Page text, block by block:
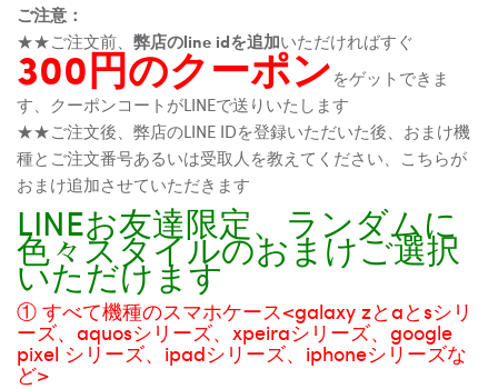
ご注意：
★★ご注文前、 弊店のline idを追加いただければすぐ
300円のクーポンをゲットできま
す、クーポンコートがLINEで送りいたします
★★ご注文後、弊店のLINE IDを登録いただいた後、おまけ機
種とご注文番号あるいは受取人を教えてください、こちらが
おまけ追加させていただきます
LINEお友達限定、ランダムに
色々スタイルのおまけご選択
いただけます
① すべて機種のスマホケース<galaxy zとaとsシリ
ーズ、aquosシリーズ、xpeiraシリーズ、google
pixel シリーズ、ipadシリーズ、iphoneシリーズな
ど>